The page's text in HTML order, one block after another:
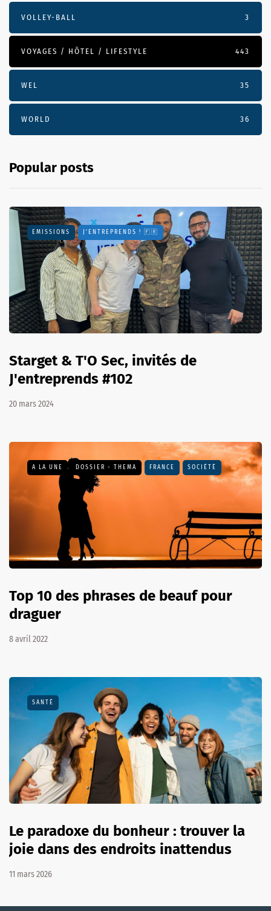
VOLLEY-BALL 3
VOYAGES / HÔTEL / LIFESTYLE 443
WEL 35
WORLD 36
Popular posts
EMISSIONS J'ENTREPRENDS ! 🇫🇷
Starget & T'O Sec, invités de
J'entreprends #102
20 mars 2024
A LA UNE DOSSIER - THEMA FRANCE SOCIÉTÉ
Top 10 des phrases de beauf pour
draguer
8 avril 2022
SANTÉ
Le paradoxe du bonheur : trouver la
joie dans des endroits inattendus
11 mars 2026